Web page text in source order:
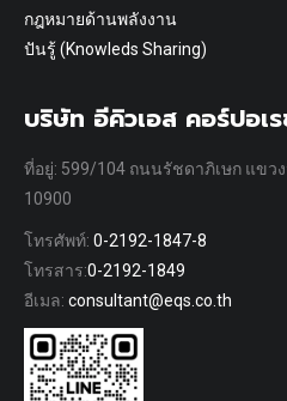
กฎหมายด้านพลังงาน
ปันรู้ (Knowleds Sharing)
บริษัท อีคิวเอส คอร์ปอเ
ที่อยู่: 599/104 ถนนรัชดาภิเษก แขว
10900
โทรศัพท์: 0-2192-1847-8
โทรสาร:0-2192-1849
อีเมล: consultant@eqs.co.th